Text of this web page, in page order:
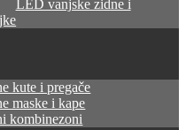
LED vanjske zidne i
kute i pregače
maske i kape
kombinezoni